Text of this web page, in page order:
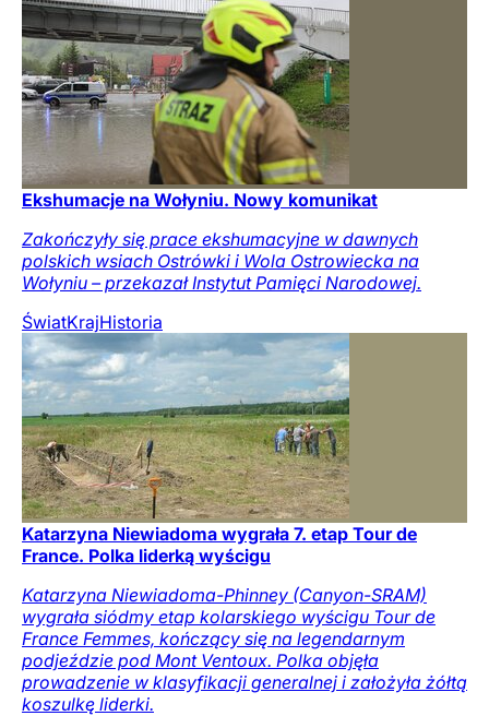
Ekshumacje na Wołyniu. Nowy komunikat
Zakończyły się prace ekshumacyjne w dawnych
polskich wsiach Ostrówki i Wola Ostrowiecka na
Wołyniu – przekazał Instytut Pamięci Narodowej.
ŚwiatKrajHistoria
Katarzyna Niewiadoma wygrała 7. etap Tour de
France. Polka liderką wyścigu
Katarzyna Niewiadoma-Phinney (Canyon-SRAM)
wygrała siódmy etap kolarskiego wyścigu Tour de
France Femmes, kończący się na legendarnym
podjeździe pod Mont Ventoux. Polka objęła
prowadzenie w klasyfikacji generalnej i założyła żółtą
koszulkę liderki.